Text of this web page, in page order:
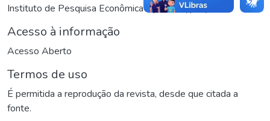
Instituto de Pesquisa Econômica Aplicada (Ipea)
Acesso à informação
Acesso Aberto
Termos de uso
É permitida a reprodução da revista, desde que citada a
fonte.